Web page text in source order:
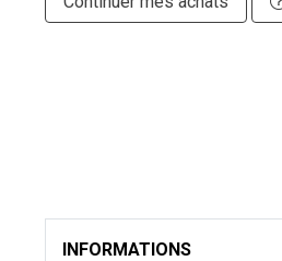
INFORMATIONS